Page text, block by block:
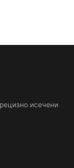
исечени